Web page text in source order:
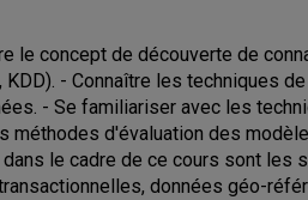
le concept de découverte de
KDD). - Connaître les techniques
- Se familiariser avec les
méthodes d'évaluation des
le cadre de ce cours sont les
données géo-